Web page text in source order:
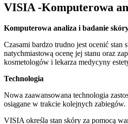
VISIA -Komputerowa
Komputerowa analiza i badanie
Czasami bardzo trudno jest ocenić
natychmiastową ocenę jej stanu oraz
kosmetologów i lekarza medycyny
Technologia
Nowa zaawansowana technologia
osiągane w trakcie kolejnych zabiegów.
VISIA określa stan skóry za pomocą